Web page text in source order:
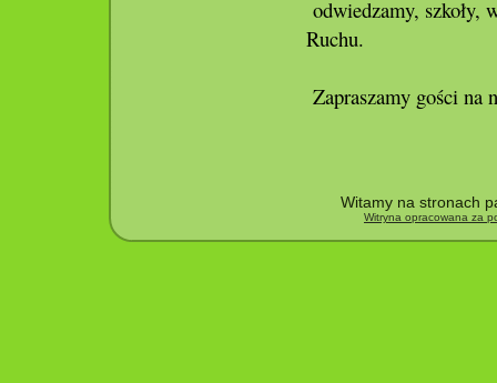
odwiedzamy, szkoły,
Ruchu.
Zapraszamy gości na
Witamy na stronach
Witryna opracowana za